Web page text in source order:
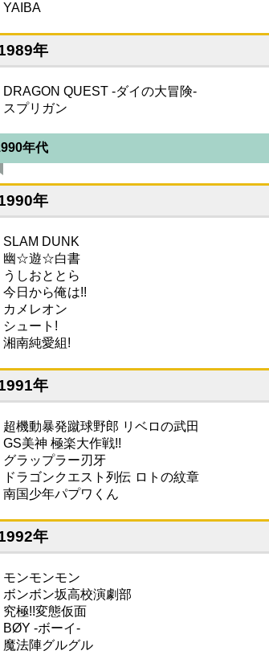
YAIBA
年
DRAGON QUEST -ダイの大冒険-
スプリガン
年代
年
SLAM DUNK
幽☆遊☆白書
うしおととら
今日から俺は!!
カメレオン
シュート!
湘南純愛組!
年
超機動暴発蹴球野郎 リベロの武田
GS美神 極楽大作戦!!
グラップラー刃牙
ドラゴンクエスト列伝 ロトの紋章
南国少年パプワくん
年
モンモンモン
ボンボン坂高校演劇部
究極!!変態仮面
BØY -ボーイ-
魔法陣グルグル